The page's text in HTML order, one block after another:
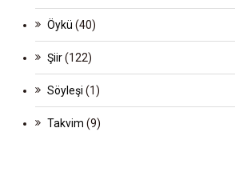
Öykü (40)
Şiir(122)
Söyleşi (1)
Takvim (9)